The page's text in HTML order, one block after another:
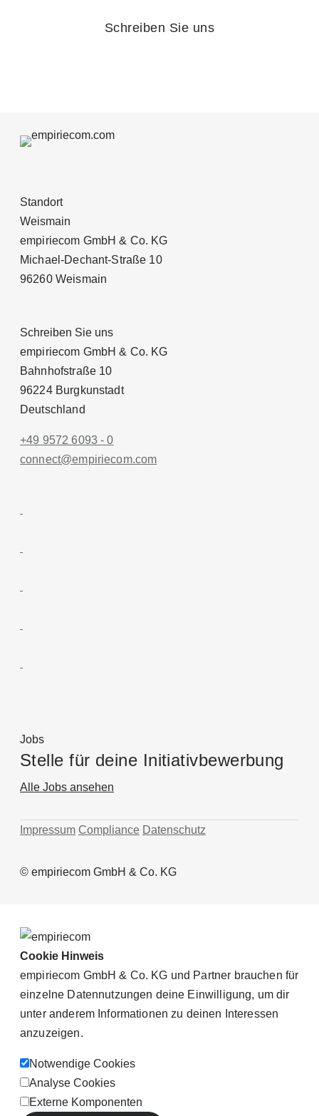
Schreiben Sie uns
Standort
Weismain
empiriecom GmbH & Co. KG
Michael-Dechant-Straße 10
96260 Weismain
Schreiben Sie uns
empiriecom GmbH & Co. KG
Bahnhofstraße 10
96224 Burgkunstadt
Deutschland
+49 9572 6093 - 0
connect@empiriecom.com
Jobs
Stelle für deine Initiativbewerbung
Alle Jobs ansehen
Impressum Compliance Datenschutz
© empiriecom GmbH & Co. KG
Cookie Hinweis
empiriecom GmbH & Co. KG und Partner brauchen für
einzelne Datennutzungen deine Einwilligung, um dir
unter anderem Informationen zu deinen Interessen
anzuzeigen.
Notwendige Cookies
Analyse Cookies
Externe Komponenten